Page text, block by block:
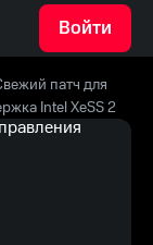
Войти
патч для
Intel XeSS 2